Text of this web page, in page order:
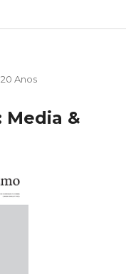
Anos
Media &